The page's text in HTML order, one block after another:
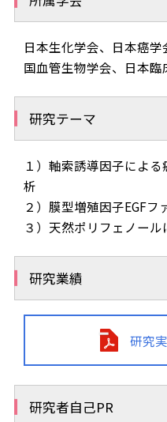
日本生化学会、日本癌
国血管生物学会、日本
研究テーマ
１）軸索誘導因子によ
析
２）膜型増殖因子EGF
３）天然ポリフェノー
研究業績
研究
研究者自己PR